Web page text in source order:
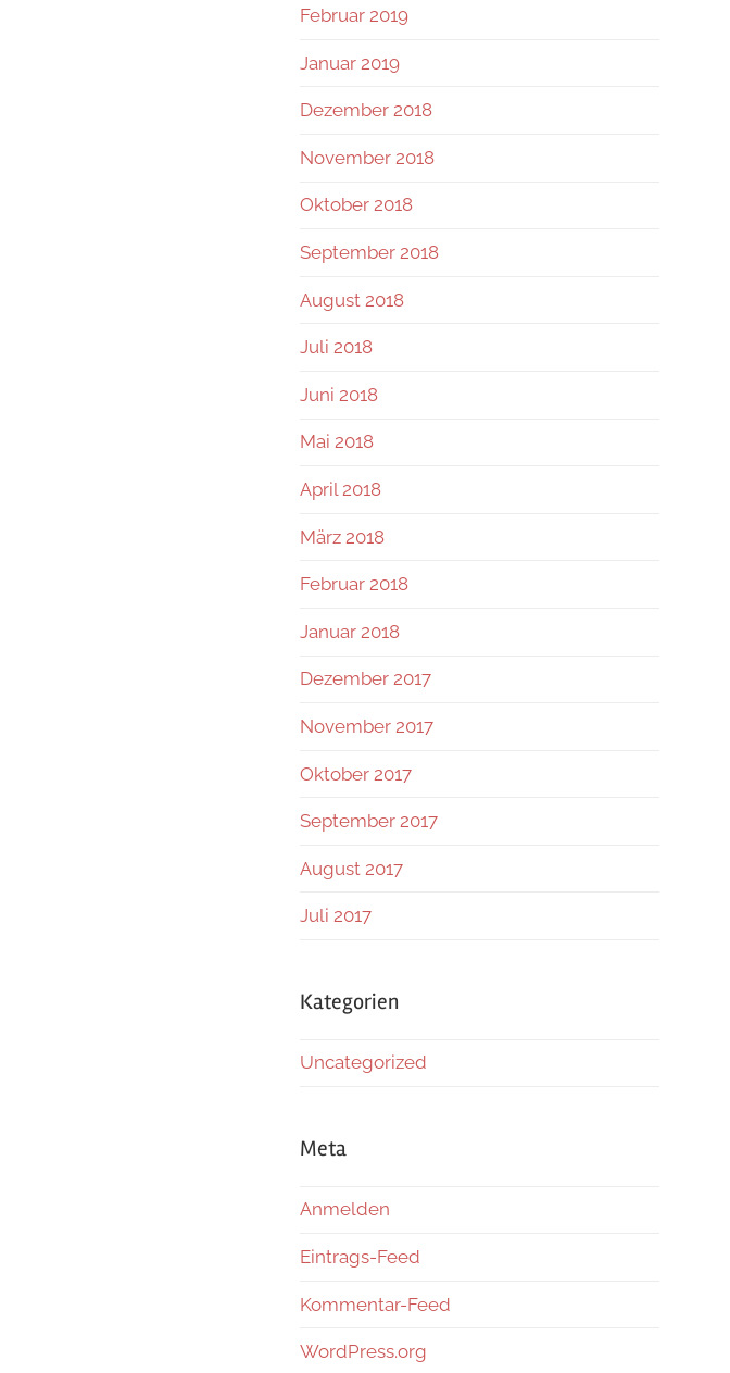
Februar 2019
Januar 2019
Dezember 2018
November 2018
Oktober 2018
September 2018
August 2018
Juli 2018
Juni 2018
Mai 2018
April 2018
März 2018
Februar 2018
Januar 2018
Dezember 2017
November 2017
Oktober 2017
September 2017
August 2017
Juli 2017
Kategorien
Uncategorized
Meta
Anmelden
Eintrags-Feed
Kommentar-Feed
WordPress.org